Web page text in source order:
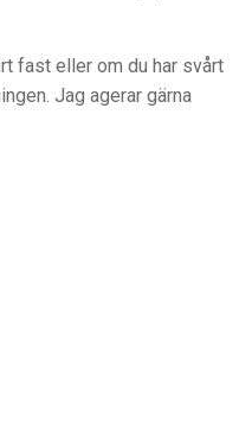
fast eller om du har svårt
Jag agerar gärna